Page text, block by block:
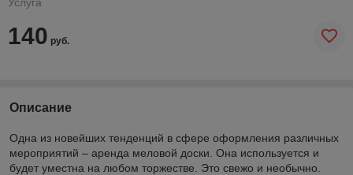
140 руб.
Описание
Одна из новейших тенденций в сфере оформления различных
мероприятий – аренда меловой доски. Она используется и
будет уместна на любом торжестве. Это свежо и необычно.